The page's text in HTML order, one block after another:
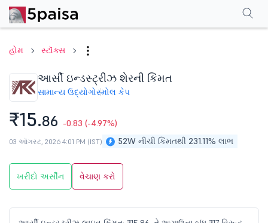
હોમ સ્ટૉક્સ
આર્સી ઇન્ડસ્ટ્રીઝ શેરની કિંમત
સામાન્ય ઉદ્યોગોસ્મોલ કેપ
₹15.86 -0.83 (-4.97%)
52W નીચી કિંમતથી 231.11% લાભ
03 ઑગસ્ટ, 2026 4:01 PM (IST)
ખરીદો અર્સીન વેચાણ કરો
પરફોર્મન્સફાઇનાન્શિયલ્સ વધુ